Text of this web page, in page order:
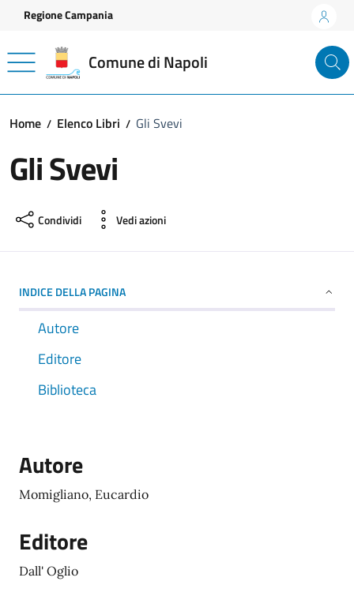
Vai ai contenuti
Vai al footer
Regione Campania
Comune di Napoli
Home Elenco Libri Gli Svevi
Gli Svevi
Condividi Vedi azioni
INDICE DELLA PAGINA
Autore
Editore
Biblioteca
Autore
Momigliano, Eucardio
Editore
Dall' Oglio